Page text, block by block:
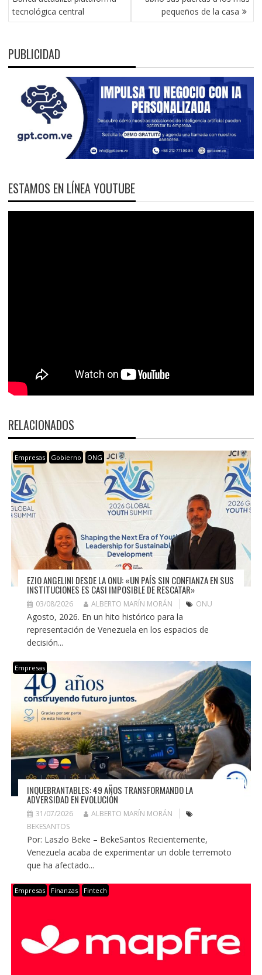
ENTRADAS
tecnológica central
pequeños de la casa
PUBLICIDAD
ESTAMOS EN LÍNEA YOUTUBE
RELACIONADOS
Empresas Gobierno ONG
EZIO ANGELINI DESDE LA ONU: «UN PAÍS SIN CONFIANZA EN SUS
INSTITUCIONES ES CASI IMPOSIBLE DE RESCATAR»
03/08/2026 ALBERTO MARÍN MORÁN ONU
Agosto, 2026. En un hito histórico para la
representación de Venezuela en los espacios de
decisión...
Empresas
INQUEBRANTABLES: 49 AÑOS TRANSFORMANDO LA
ADVERSIDAD EN EVOLUCIÓN
31/07/2026
ALBERTO MARÍN MORÁN
BEKESANTOS
Por: Laszlo Beke – BekeSantos Recientemente,
Venezuela acaba de experimentar un doble terremoto
que ha afectado...
Empresas Finanzas Fintech